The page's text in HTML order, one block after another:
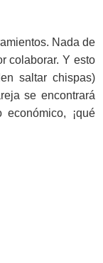
Nada de
colaborar. Y esto
saltar chispas)
se encontrará
¡qué